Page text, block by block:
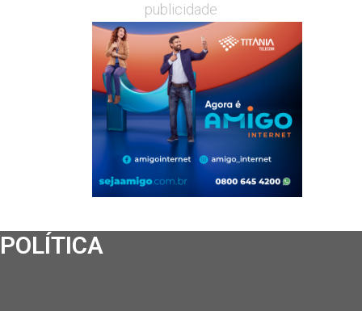
publicidade
POLÍTICA